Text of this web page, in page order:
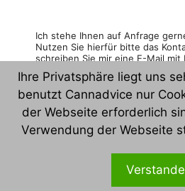
Ich stehe Ihnen auf Anfrage
Nutzen Sie hierfür bitte das
schreiben Sie mir eine E-Mail mit
Anliegen. Vielen Dank!
Konta
Ihre Privatsphäre liegt uns
benutzt Cannadvice nur
der Webseite erforderlich
Verwendung der Webseite